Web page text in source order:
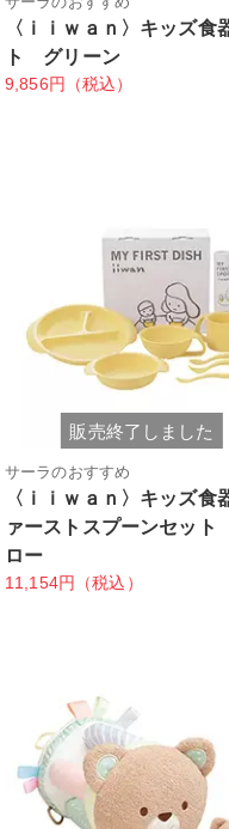
〈ｉｉｗａｎ〉キッズ食
ト グリーン
9,856円（税込）
販売終了しました
サーラのおすすめ
〈ｉｉｗａｎ〉キッズ食
ァーストスプーンセッ
ロー
11,154円（税込）